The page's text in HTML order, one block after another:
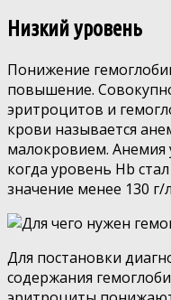
Низкий уровень
Понижение
повышение.
эритроцитов и
крови называется
малокровием. Анемия
когда уровень Hb
значение менее 130 г/
Для постановки
содержания